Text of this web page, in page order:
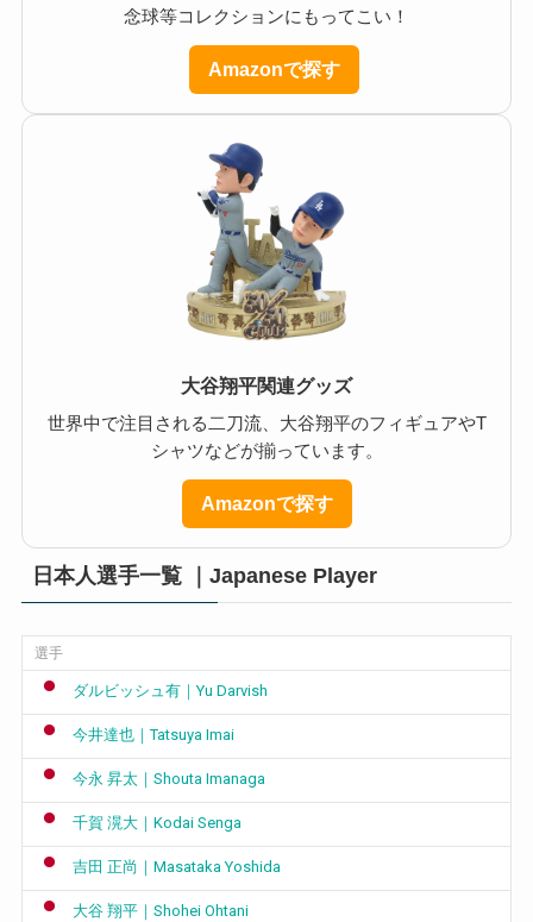
念球等コレクションにもってこい！
Amazonで探す
大谷翔平関連グッズ
世界中で注目される二刀流、大谷翔平のフィギュアやT
シャツなどが揃っています。
Amazonで探す
日本人選手一覧 ｜Japanese Player
選手
ダルビッシュ有｜Yu Darvish
今井達也｜Tatsuya Imai
今永 昇太｜Shouta Imanaga
千賀 滉大｜Kodai Senga
吉田 正尚｜Masataka Yoshida
大谷 翔平｜Shohei Ohtani